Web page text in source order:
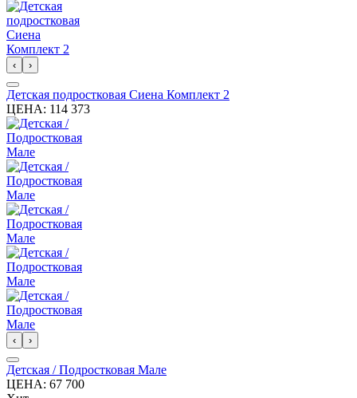
‹ ›
Детская подростковая Сиена Комплект 2
ЦЕНА: 114 373
‹ ›
Детская / Подростковая Мале
ЦЕНА: 67 700